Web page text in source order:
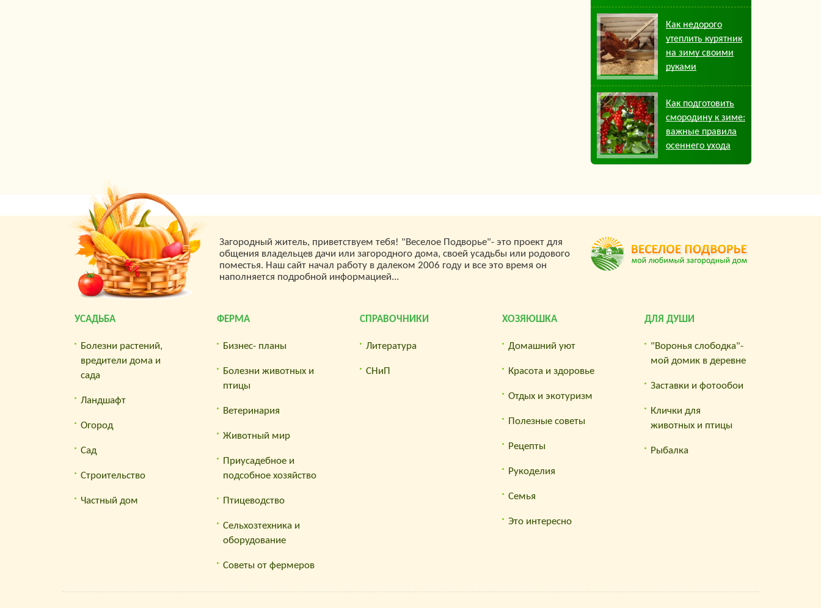
Как недорого
утеплить курятник
на зиму своими
руками
Как подготовить
смородину к зиме:
важные правила
осеннего ухода
Загородный житель, приветствуем тебя! "Веселое Подворье"- это проект для
общения владельцев дачи или загородного дома, своей усадьбы или родового
поместья. Наш сайт начал работу в далеком 2006 году и все это время он
наполняется подробной информацией...
УСАДЬБА
Болезни растений,
вредители дома и
сада
Ландшафт
Огород
Сад
Строительство
Частный дом
ФЕРМА
Бизнес- планы
Болезни животных и
птицы
Ветеринария
Животный мир
Приусадебное и
подсобное хозяйство
Птицеводство
Сельхозтехника и
оборудование
Советы от фермеров
СПРАВОЧНИКИ
Литература
СНиП
ХОЗЯЮШКА
Домашний уют
Красота и здоровье
Отдых и экотуризм
Полезные советы
Рецепты
Рукоделия
Семья
Это интересно
ДЛЯ ДУШИ
"Воронья слободка"-
мой домик в деревне
Заставки и фотообои
Клички для
животных и птицы
Рыбалка